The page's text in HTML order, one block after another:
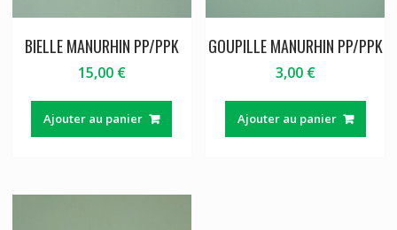
BIELLE MANURHIN PP/PPK
15,00 €
Ajouter au panier
GOUPILLE MANURHIN PP/PPK
3,00 €
Ajouter au panier